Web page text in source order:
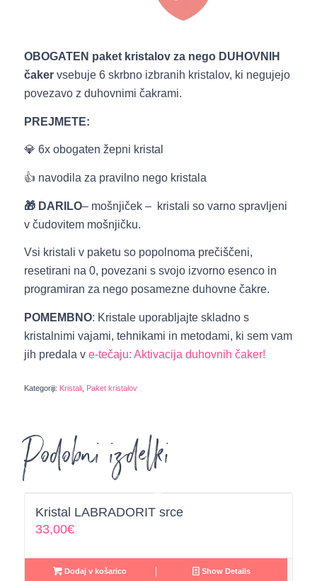
OBOGATEN paket kristalov za nego DUHOVNIH
čakervsebuje 6 skrbno izbranih kristalov, ki negujejo
povezavo z duhovnimi čakrami.
PREJMETE:
💎 6x obogaten žepni kristal
👍 navodila za pravilno nego kristala
🎁 DARILO– mošnjiček – kristali so varno spravljeni
v čudovitem mošnjičku.
Vsi kristali v paketu so popolnoma prečiščeni,
resetirani na 0, povezani s svojo izvorno esenco in
programiran za nego posamezne duhovne čakre.
POMEMBNO: Kristale uporabljajte skladno s
kristalnimi vajami, tehnikami in metodami, ki sem vam
jih predala v e-tečaju: Aktivacija duhovnih čaker!
Kategoriji: Kristali, Paket kristalov
Podobni izdelki
Kristal LABRADORIT srce
33,00€
Dodaj v košarico Show Details